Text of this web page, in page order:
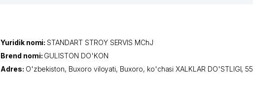
Yuridik nomi:STANDART STROY SERVIS MChJ
Brend nomi: GULISTON DO'KON
Adres: O'zbekiston, Buxoro viloyati, Buxoro, ko'chasi XALKLAR DO'STLIGI, 55